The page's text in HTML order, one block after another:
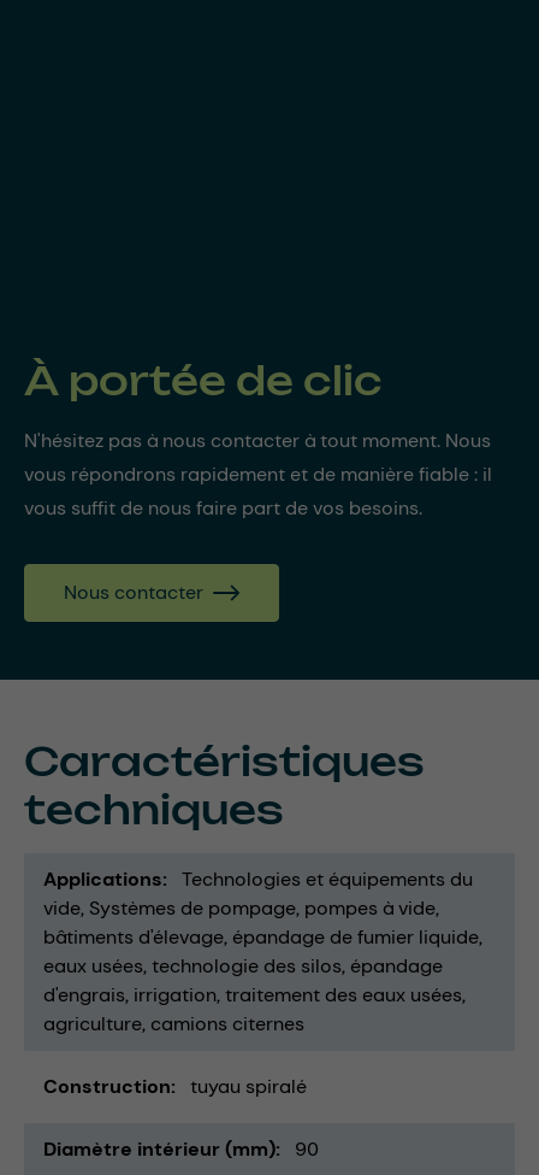
À portée de clic
N'hésitez pas à nous contacter à tout moment. Nous
vous répondrons rapidement et de manière fiable : il
vous suffit de nous faire part de vos besoins.
Nous contacter
Caractéristiques
techniques
Applications
Technologies et équipements du
vide Systèmes de pompage pompes à vide
bâtiments d'élevage épandage de fumier liquide
eaux usées technologie des silos épandage
d'engrais irrigation traitement des eaux usées
agriculture camions citernes
Construction tuyau spiralé
Diamètre intérieur (mm) 90